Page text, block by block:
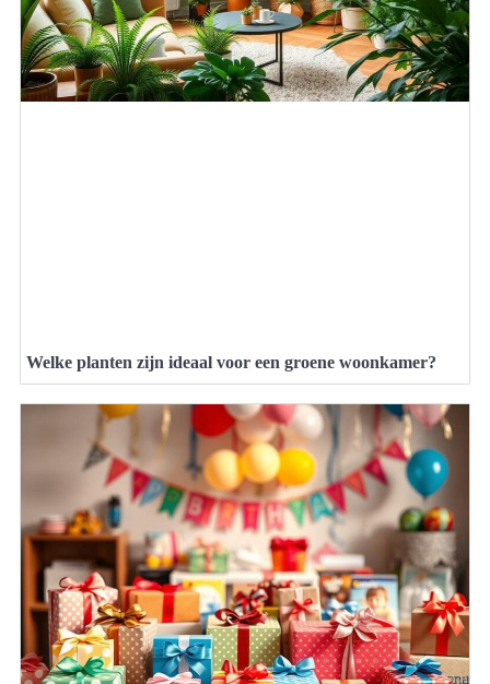
Welke planten zijn ideaal voor een groene woonkamer?